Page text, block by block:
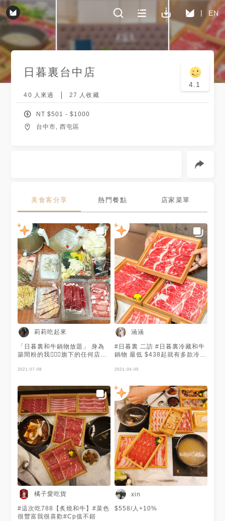
EN
日暮裏 台中店
4.1
40 人來過 27 人收藏
NT $501 - $1000
台中市, 西屯區
美食客分享 熱門餐點 店家菜單
莉莉吃起來
「日暮裏和牛鍋物放題」 身為
築間粉的我🙋🏻‍♀️旗下的任何店都
喜燒以及冷藏和牛鍋物的日暮裏
肉品增量up！這次我們購買
$799雙人套餐！平均一個人不
到400，可以吃到優質的冷藏和
牛，台灣豬肉，蝦子，鯛魚，還
有一堆上等食材！超級佛心欸！
👍依照人數 還有分成雙人套餐/
三人套餐/四人套餐～ 🌟經典防
疫套餐 $799 含一大盒季節鮮蔬
+綜合火鍋料拼盤（種類多樣化
，還有多附一包高麗菜）+雞腿
肉150g +梅花豬150g +澳洲和
牛/伊比利豬（150g)(擇1）+鮮
蝦🦐*4 +潮鯛魚片*4片 +美味優
品8項（擇1）這邊最推蝦仁
滑！副餐選2，我們都選鍋燒意
麵🍝 🌿這邊特別說一下日暮裏
最最特別好吃的蝦仁滑🍤他是一
2021-07-08
涵涵
#日暮裏 二訪 #日暮裏冷藏和牛
鍋物 最低 $438起就有多款冷藏
要$788 ⚠️4/5-4/19持此篇貼文
即🉑️享用95折❗️ ⚠️【單筆消費，
優惠僅限使用1次】 直接95折超
級划算欸!!!!(每組客人限用乙次)
- 用餐採個人鍋 鍋底一共有7個
種湯底 我們分別選了海味干貝
湯(+50元)和雞白湯(+60元) 自
助吧區的蔬菜種類非常多也有蝦
子🦐鯛魚可以自行夾取～多款麵
食類、無限取用的#壽喜燒雜炊
以及#和牛黑咖哩 裡頭滿滿的牛
肉🐂 超愛壽喜燒雜炊味道充足
很下飯 黑咖哩也不錯吃但是整
體吃起來比較油一點！兩種口味
都想吃也可以跟我一樣各半🤣🤣
甜點區有明治冰淇淋、泰國🇹🇭
冰淇淋還有韓國🇰🇷來的草莓霜
2021-04-05
橘子愛吃貨
#這次吃788【炙燒和牛】#菜色
很豐富我很喜歡#Cp值不錯
xin
$558/人+10%